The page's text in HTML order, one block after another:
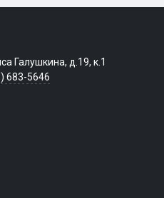
Галушкина, д.19, к.1
683-5646